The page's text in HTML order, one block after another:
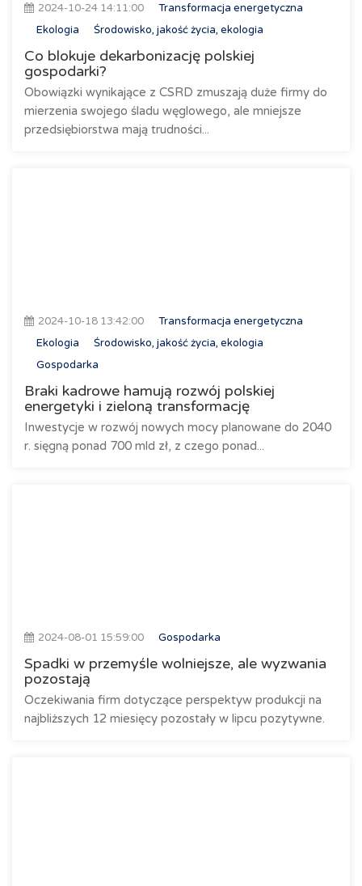
2024-10-24 14:11:00
Transformacja energetyczna
Ekologia
Środowisko, jakość życia, ekologia
Co blokuje dekarbonizację polskiej
gospodarki?
Obowiązki wynikające z CSRD zmuszają duże firmy do
mierzenia swojego śladu węglowego, ale mniejsze
przedsiębiorstwa mają trudności...
2024-10-18 13:42:00
Transformacja energetyczna
Ekologia
Środowisko, jakość życia, ekologia
Gospodarka
Braki kadrowe hamują rozwój polskiej
energetyki i zieloną transformację
Inwestycje w rozwój nowych mocy planowane do 2040
r. sięgną ponad 700 mld zł, z czego ponad...
2024-08-01 15:59:00 Gospodarka
Spadki w przemyśle wolniejsze, ale wyzwania
pozostają
Oczekiwania firm dotyczące perspektyw produkcji na
najbliższych 12 miesięcy pozostały w lipcu pozytywne.